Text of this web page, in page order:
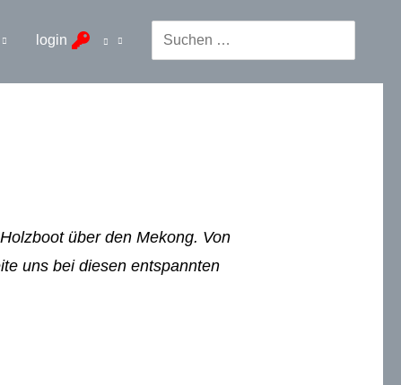
login
for:
über den Mekong. Von
uns bei diesen entspannten